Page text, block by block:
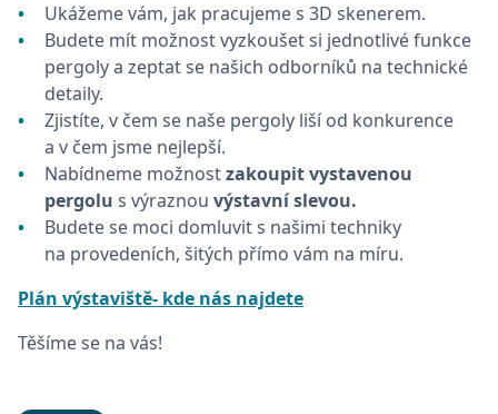
Ukážeme vám, jak pracujeme s 3D skenerem.
Budete mít možnost vyzkoušet si jednotlivé funkce
pergoly a zeptat se našich odborníků na technické
detaily.
Zjistíte, v čem se naše pergoly liší od konkurence
a v čem jsme nejlepší.
Nabídneme možnostzakoupit vystavenou
pergolu s výraznou výstavní slevou.
Budete se moci domluvit s našimi techniky
na provedeních, šitých přímo vám na míru.
Plán výstaviště- kde nás najdete
Těšíme se na vás!